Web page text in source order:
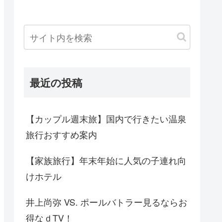
最近の投稿
【カップル週末旅】国内で行きたい温泉
旅行おすすめ案内
【家族旅行】年末年始に人気の子連れ向
けホテル
井上尚弥 VS. ポールバトラー見るならお
得なｄTV！